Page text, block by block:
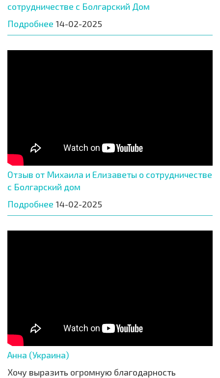
сотрудничестве с Болгарский Дом
Подробнее 14-02-2025
Отзыв от Михаила и Елизаветы о сотрудничестве
с Болгарский дом
Подробнее 14-02-2025
Анна (Украина)
Хочу выразить огромную благодарность